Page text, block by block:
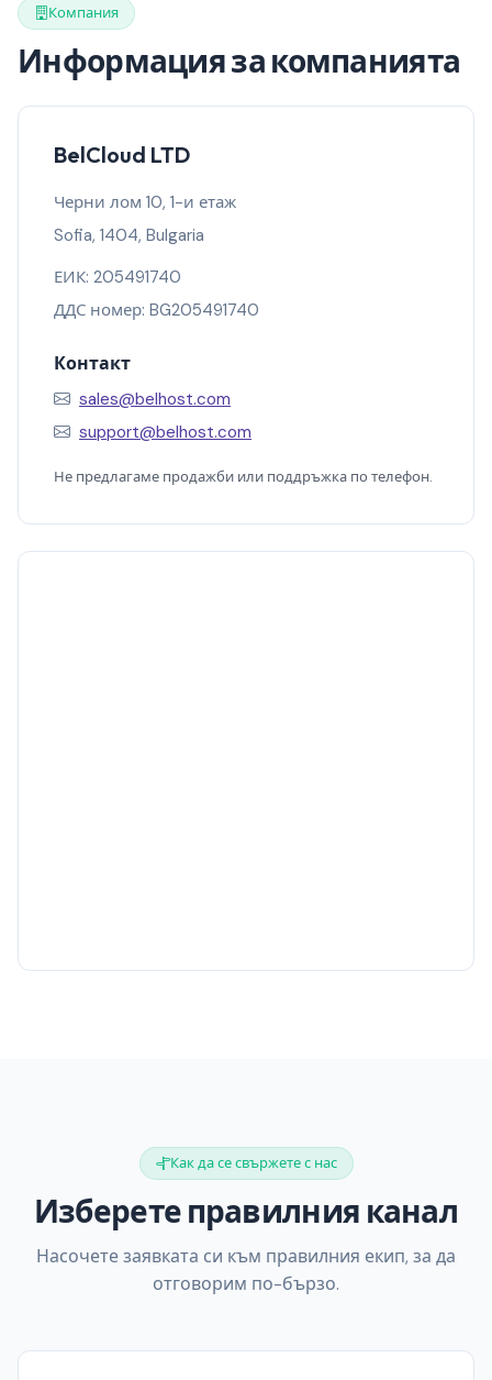
Компания
Информация за компанията
BelCloud LTD
Черни лом 10, 1-и етаж
Sofia, 1404, Bulgaria
ЕИК: 205491740
ДДС номер: BG205491740
Контакт
sales@belhost.com
support@belhost.com
Не предлагаме продажби или поддръжка по телефон.
Как да се свържете с нас
Изберете правилния канал
Насочете заявката си към правилния екип, за да
отговорим по-бързо.